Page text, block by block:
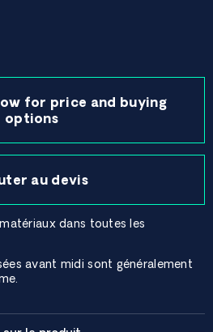
for price and buying
options
au devis
dans toutes les
avant midi sont généralement